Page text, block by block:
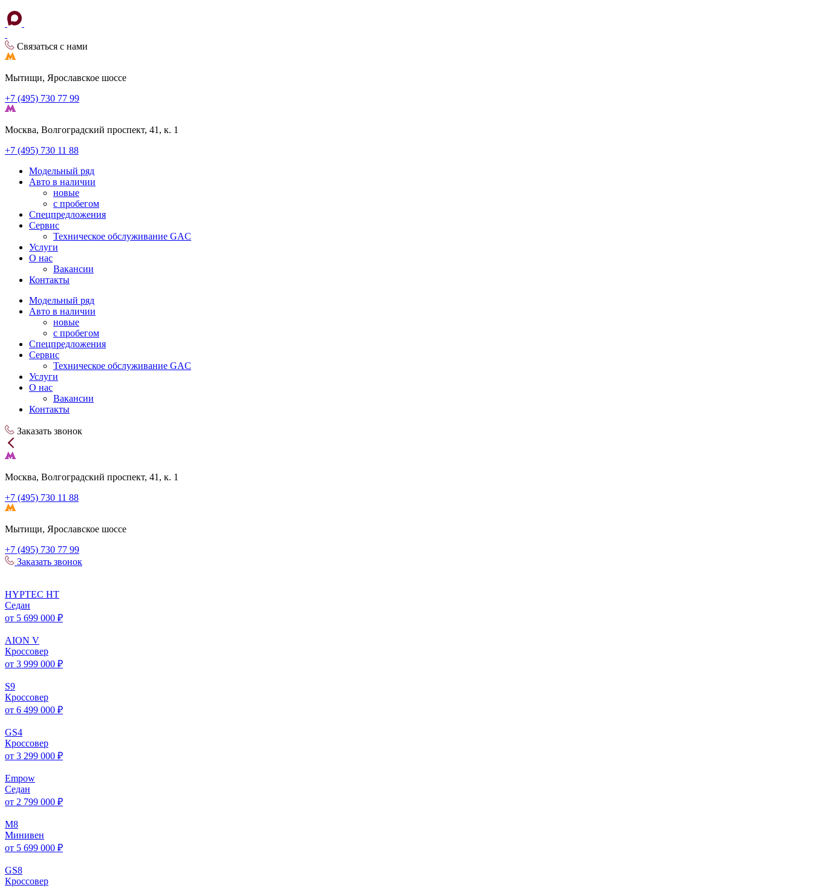
Связаться с нами
Мытищи, Ярославское шоссе
+7 (495) 730 77 99
Москва, Волгоградский проспект, 41, к. 1
+7 (495) 730 11 88
Модельный ряд
Авто в наличии
новые
с пробегом
Спецпредложения
Сервис
Техническое обслуживание GAC
Услуги
О нас
Вакансии
Контакты
Модельный ряд
Авто в наличии
новые
с пробегом
Спецпредложения
Сервис
Техническое обслуживание GAC
Услуги
О нас
Вакансии
Контакты
Заказать звонок
Москва, Волгоградский проспект, 41, к. 1
+7 (495) 730 11 88
Мытищи, Ярославское шоссе
+7 (495) 730 77 99
Заказать звонок
HYPTEC HT
Седан
от 5 699 000 ₽
AION V
Кроссовер
от 3 999 000 ₽
S9
Кроссовер
от 6 499 000 ₽
GS4
Кроссовер
от 3 299 000 ₽
Empow
Седан
от 2 799 000 ₽
M8
Минивен
от 5 699 000 ₽
GS8
Кроссовер